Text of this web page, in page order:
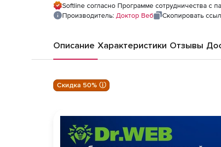
Softline согласно Программе сотрудничества с
Производитель: Доктор Веб Скопировать
Описание Характеристики Отзывы
Скидка 50% ⓘ